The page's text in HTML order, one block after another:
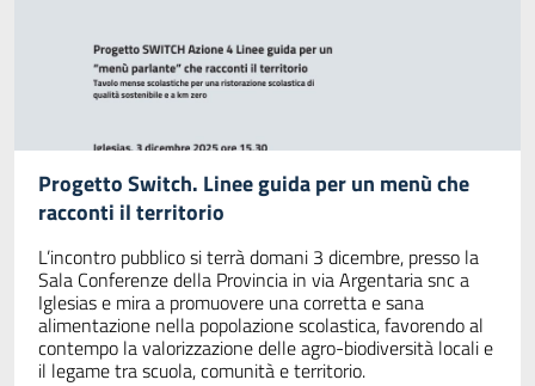
Progetto Switch. Linee guida per un menù che
racconti il territorio
L’incontro pubblico si terrà domani 3 dicembre, presso la
Sala Conferenze della Provincia in via Argentaria snc a
Iglesias e mira a promuovere una corretta e sana
alimentazione nella popolazione scolastica, favorendo al
contempo la valorizzazione delle agro-biodiversità locali e
il legame tra scuola, comunità e territorio.